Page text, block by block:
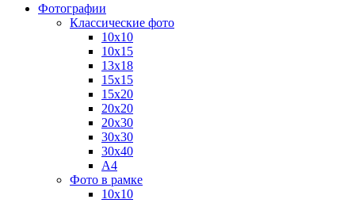
Фотографии
Классические фото
10х10
10х15
13х18
15х15
15х20
20х20
20х30
30х30
30х40
А4
Фото в рамке
10х10